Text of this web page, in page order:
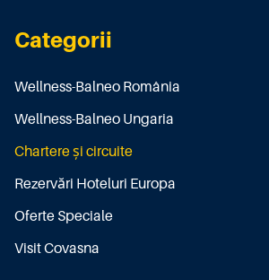
Categorii
Wellness-Balneo România
Wellness-Balneo Ungaria
Chartere și circuite
Rezervări Hoteluri Europa
Oferte Speciale
Visit Covasna